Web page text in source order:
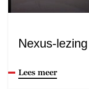
Nexus-
Lees meer